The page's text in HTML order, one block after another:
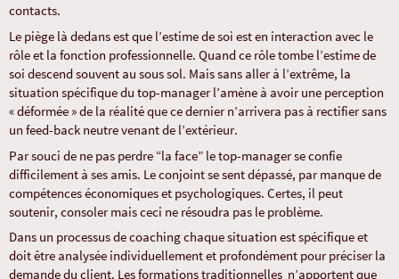
contacts.
Le piège là dedans est que l’estime de soi est en interaction avec le
rôle et la fonction professionnelle. Quand ce rôle tombe l’estime de
soi descend souvent au sous sol. Mais sans aller à l’extrême, la
situation spécifique du top-manager l’amène à avoir une perception
« déformée » de la réalité que ce dernier n’arrivera pas à rectifier sans
un feed-back neutre venant de l’extérieur.
Par souci de ne pas perdre “la face” le top-manager se confie
difficilement à ses amis. Le conjoint se sent dépassé, par manque de
compétences économiques et psychologiques. Certes, il peut
soutenir, consoler mais ceci ne résoudra pas le problème.
Dans un processus de coaching chaque situation est spécifique et
doit être analysée individuellement et profondément pour préciser la
demande du client. Les formations traditionnelles n’apportent que